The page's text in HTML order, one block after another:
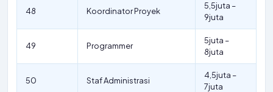
48 Koordinator Proyek
5,5juta –
9juta
49 Programmer
5juta –
8juta
50 Staf Administrasi
4,5juta –
7juta